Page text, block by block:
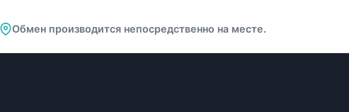
Обмен производится непосредственно на месте.